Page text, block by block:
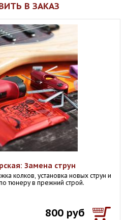
В ЗАКАЗ
Замена струн
колков, установка новых струн и
тюнеру в прежний строй.
800 руб